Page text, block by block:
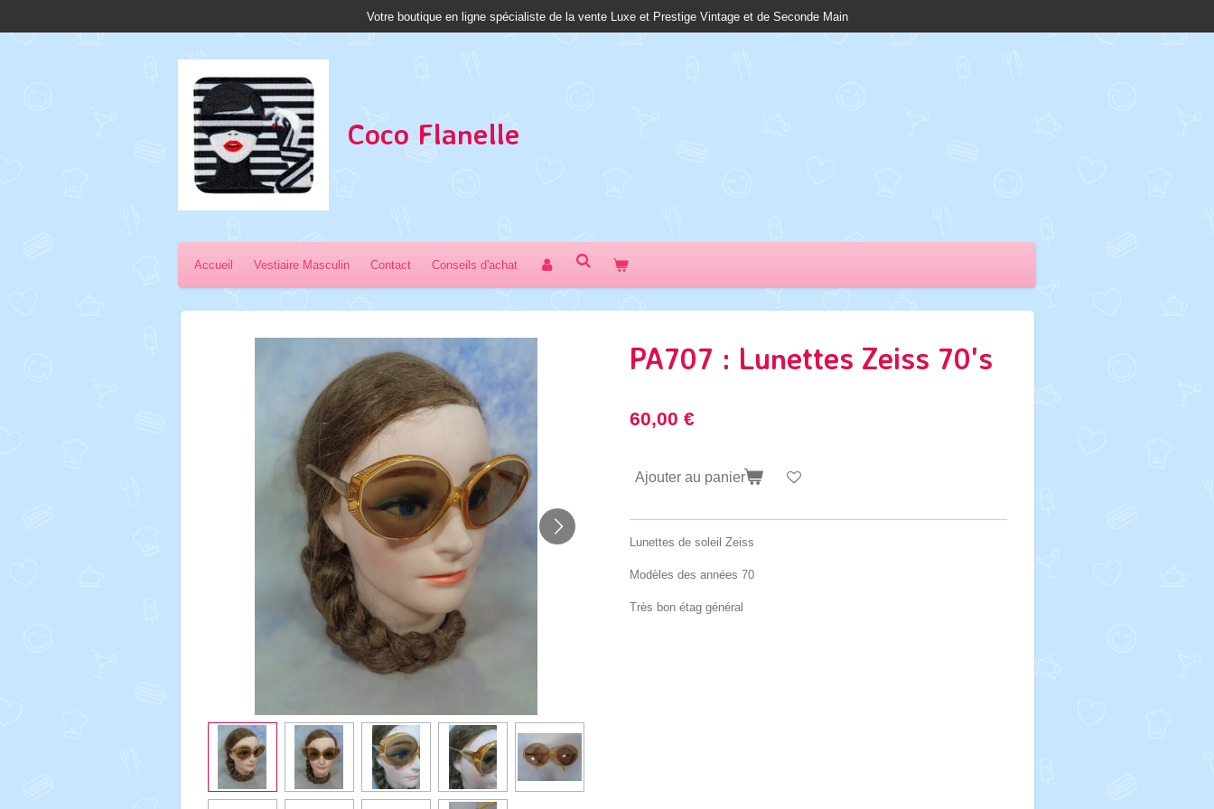
Votre boutique en ligne spécialiste de la vente Luxe et Prestige Vintage et de Seconde Main
Coco Flanelle
Accueil Vestiaire Masculin Contact Conseils d'achat
PA707 : Lunettes Zeiss 70's
60,00 €
Ajouter au panier
Lunettes de soleil Zeiss
Modèles des années 70
Très bon étag général